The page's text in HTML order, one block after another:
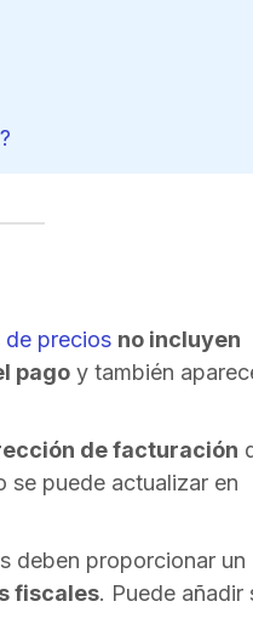
de precios no incluyen
pago y también
de facturación
se puede actualizar en
deben proporcionar un
fiscales. Puede añadir